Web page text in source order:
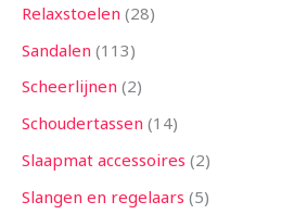
Relaxstoelen 28
Sandalen 113
Scheerlijnen 2
Schoudertassen 14
Slaapmat accessoires 2
Slangen en regelaars 5